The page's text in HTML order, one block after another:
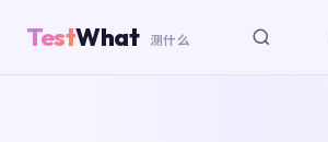
TestWhat 测什么